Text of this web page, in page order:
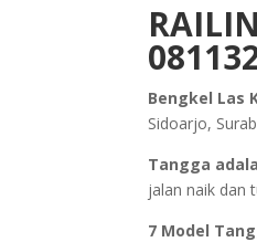
Bengkel Las
Sidoarjo,
Tangga
jalan naik dan
7 Model